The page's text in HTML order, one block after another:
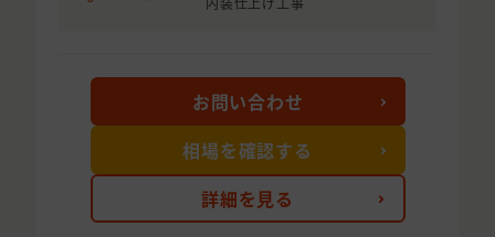
詳細を見る
お問い合わせ
相場を確認する